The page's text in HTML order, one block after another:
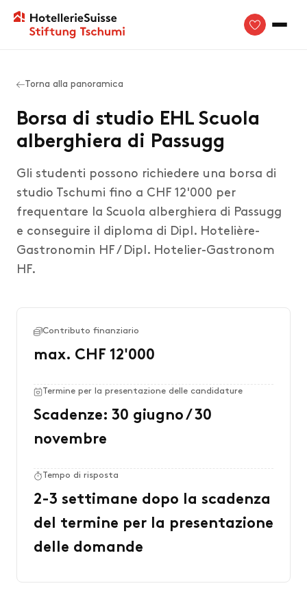
Torna alla panoramica
Borsa di studio EHL Scuola
alberghiera di Passugg
Gli studenti possono richiedere una borsa di
studio Tschumi fino a CHF 12'000 per
frequentare la Scuola alberghiera di Passugg
e conseguire il diploma di Dipl. Hotelière-
Gastronomin HF / Dipl. Hotelier-Gastronom
HF.
Contributo finanziario
max. CHF 12'000
Termine per la presentazione delle candidature
Scadenze: 30 giugno / 30
novembre
Tempo di risposta
2-3 settimane dopo la scadenza
del termine per la presentazione
delle domande